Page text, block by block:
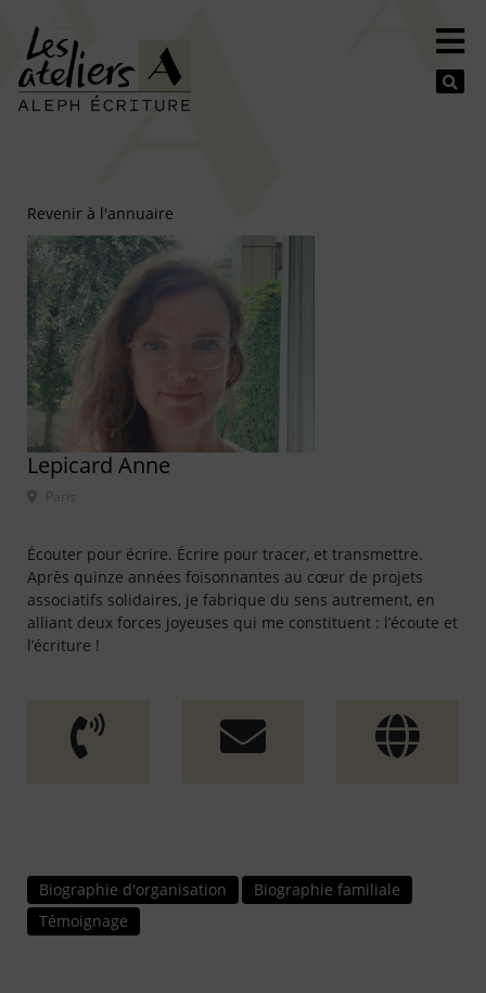
Revenir à l'annuaire
Lepicard Anne
Écouter pour écrire. Écrire pour tracer, et transmettre.
Après quinze années foisonnantes au cœur de projets
associatifs solidaires, je fabrique du sens autrement, en
alliant deux forces joyeuses qui me constituent : l’écoute et
l’écriture !
Biographie d'organisation
Biographie familiale
Témoignage